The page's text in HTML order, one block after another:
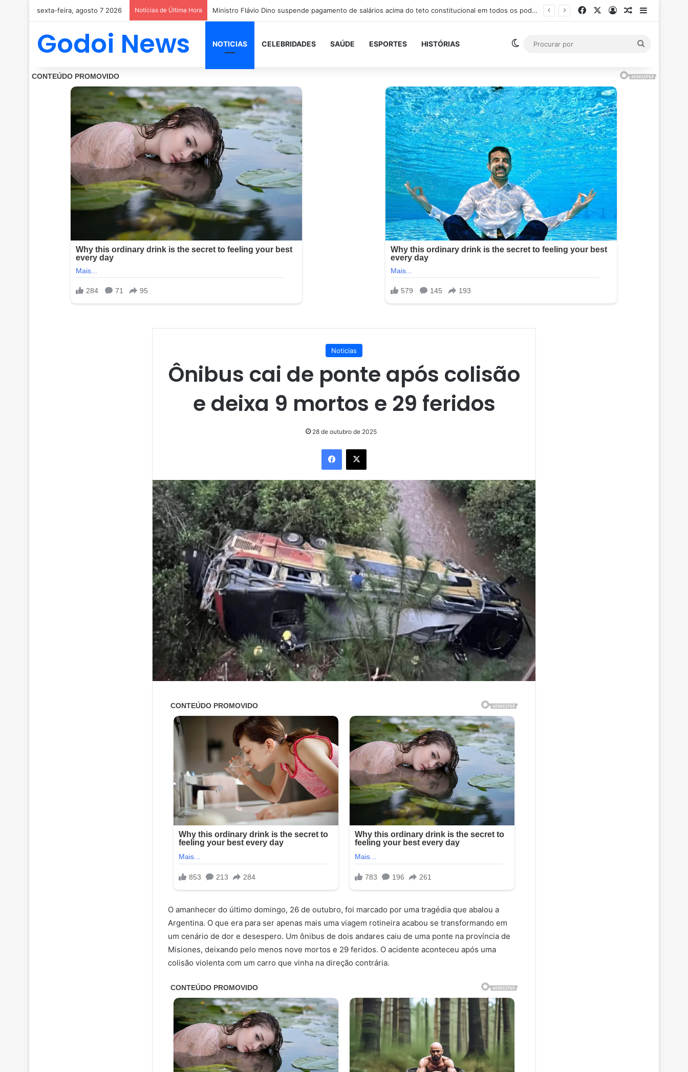
sexta-feira, agosto 7 2026 Notícias de Última Hora PM morre após bater de carro e cair em rio próximo à BR-101, em São Gonçalo (RJ) FacebookEntrarArtigoBarra
Godoi News NOTICIAS CELEBRIDADES SAÚDE ESPORTES HISTÓRIAS Switch skin
Noticias
Ônibus cai de ponte após colisão
e deixa 9 mortos e 29 feridos
28 de outubro de 2025
Facebook
X
O amanhecer do último domingo, 26 de outubro, foi marcado por uma tragédia que abalou a
Argentina. O que era para ser apenas mais uma viagem rotineira acabou se transformando em
um cenário de dor e desespero. Um ônibus de dois andares caiu de uma ponte na província de
Misiones, deixando pelo menos nove mortos e 29 feridos. O acidente aconteceu após uma
colisão violenta com um carro que vinha na direção contrária.